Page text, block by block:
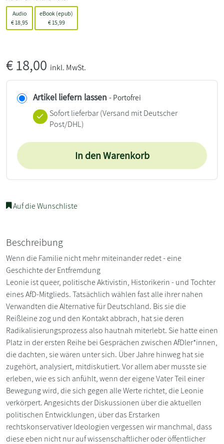
Audio
€ 18,95
eBook (epub)
€15,99
€18,00 inkl. MwSt.
Artikel liefern lassen - Portofrei
Sofort lieferbar(Versand mit Deutscher
Post/DHL)
In den Warenkorb
Auf die Wunschliste
Beschreibung
Wenn die Familie nicht mehr miteinander redet - eine
Geschichte der Entfremdung
Leonie ist queer, politische Aktivistin, Historikerin - und Tochter
eines AfD-Mitglieds. Tatsächlich wählen fast alle ihrer nahen
Verwandten die Alternative für Deutschland. Bis sie die
Reißleine zog und den Kontakt abbrach, hat sie deren
Radikalisierungsprozess also hautnah miterlebt. Sie hatte einen
Platz in der ersten Reihe bei Gesprächen zwischen AfDler*innen,
die dachten, sie wären unter sich. Über Jahre hinweg hat sie
zugehört, analysiert, mitdiskutiert. Vor allem aber musste sie
erleben, wie es sich anfühlt, wenn der eigene Vater Teil einer
Bewegung wird, die sich gegen alle Werte richtet, die Leonie
verkörpert. Angesichts der Diskussionen über die aktuellen
politischen Entwicklungen, über das Erstarken
rechtskonservativer Ideologien vergessen wir manchmal, dass
diese eben nicht nur auf wissenschaftlicher oder öffentlicher